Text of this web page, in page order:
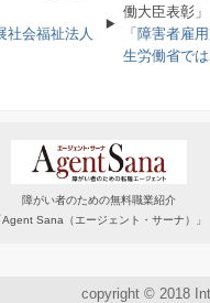
社会福祉法人
働大臣表彰
「障害者雇
生労働省で
障がい者のための無料職業紹介
Agent Sana（エージェント・サーナ）」
copyright © 2018